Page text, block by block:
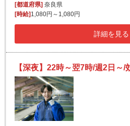
[都道府県] 奈良県
[時給] 1,080円～1,080円
詳細を見る